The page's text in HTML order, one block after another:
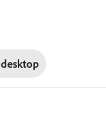
desktop